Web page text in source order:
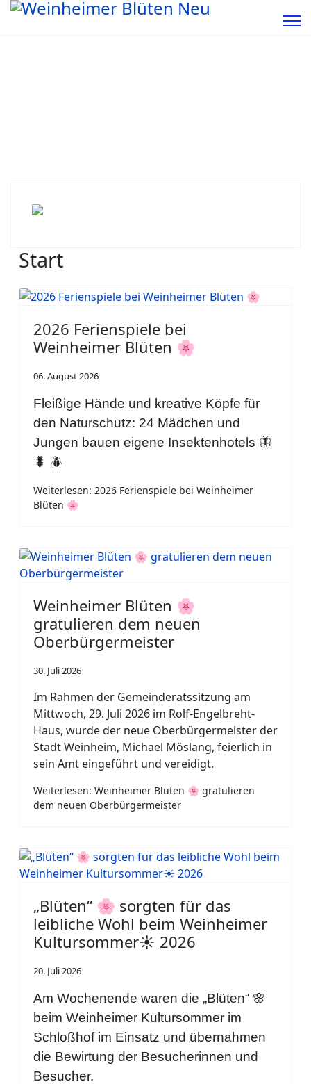
Start
2026 Ferienspiele bei
Weinheimer Blüten 🌸
06. August 2026
Fleißige Hände und kreative Köpfe für
den Naturschutz: 24 Mädchen und
Jungen bauen eigene Insektenhotels 🦋
🐛 🪲
Weiterlesen: 2026 Ferienspiele bei Weinheimer
Blüten 🌸
Weinheimer Blüten 🌸
gratulieren dem neuen
Oberbürgermeister
30. Juli 2026
Im Rahmen der Gemeinderatssitzung am
Mittwoch, 29. Juli 2026 im Rolf-Engelbreht-
Haus, wurde der neue Oberbürgermeister der
Stadt Weinheim, Michael Möslang, feierlich in
sein Amt eingeführt und vereidigt.
Weiterlesen: Weinheimer Blüten 🌸 gratulieren
dem neuen Oberbürgermeister
„Blüten“ 🌸 sorgten für das
leibliche Wohl beim Weinheimer
Kultursommer☀️ 2026
20. Juli 2026
Am Wochenende waren die „Blüten“ 🌸
beim Weinheimer Kultursommer im
Schloßhof im Einsatz und übernahmen
die Bewirtung der Besucherinnen und
Besucher.